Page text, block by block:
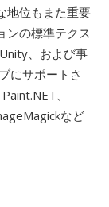
地位もまた重要
ンの標準テクス
、および事
にサポートさ
、
など